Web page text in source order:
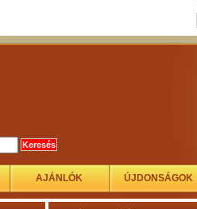
AJÁNLÓK ÚJDONSÁGOK